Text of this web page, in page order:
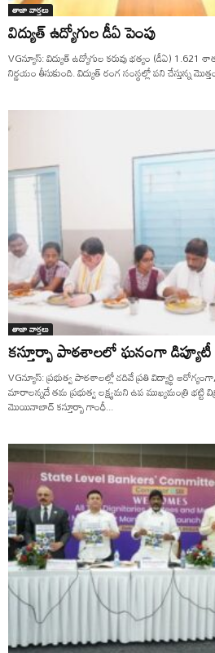
తాజా వార్తలు
విద్యుత్ ఉద్యోగుల డీఏ పెంపు
VGన్యూస్: విద్యుత్ ఉద్యోగుల కరువు భత్యం (డీఏ) 1.621
నిర్ణయం తీసుకుంది. విద్యుత్ రంగ సంస్థల్లో ప‌ని చేస్తున్న
తాజా వార్తలు
కస్తూర్బా పాఠశాలలో ఘనంగా డిప్యూటీ
VGన్యూస్: ప్రభుత్వ పాఠశాలల్లో చదివే ప్రతి విద్యార్థి
మారాలన్నదే తమ ప్రభుత్వ లక్ష్యమని ఉప ముఖ్యమంత్రి
మొయినాబాద్ కస్తూర్బా గాంధీ...